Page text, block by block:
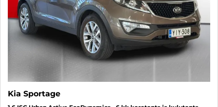
Kia Sportage